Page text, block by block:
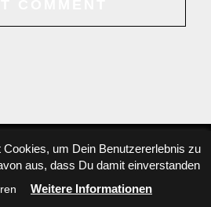
Dörken, All rights reserved
policy.Datenschutzerklärung/ Impressum.
um Dein Benutzererlebnis zu
aus, dass Du damit einverstanden
Weitere Informationen